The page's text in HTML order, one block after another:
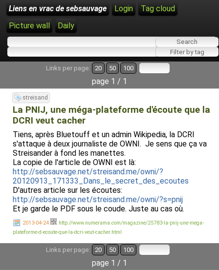
Liens en vrac de sebsauvage Login
Tag cloud
Picture wall
Daily
Links per page: 20 50 100
page 1 / 1
streisand
La PNIJ, une méga-plateforme d'écoute que la
DCRI veut cacher
Tiens, après Bluetouff et un admin Wikipedia, la DCRI
s'attaque à deux journaliste de OWNI. Je sens que ça va
Streisander à fond les manettes.
La copie de l'article de OWNI est là:
http://sebsauvage.net/streisand.me/owni/?
20120913_171333_Dans_le_secret_des_ecoutes
D'autres article sur les écoutes:
http://sebsauvage.net/streisand.me/owni/?s=pnij
Et je garde le PDF sous le coude. Juste au cas où.
2013-04-24
http://www.numerama.com/magazine/25783-la-pnij-une-mega-
plateforme-d-ecoute-que-la-dcri-veut-cacher.html
Links per page: 20 50 100
page 1 / 1